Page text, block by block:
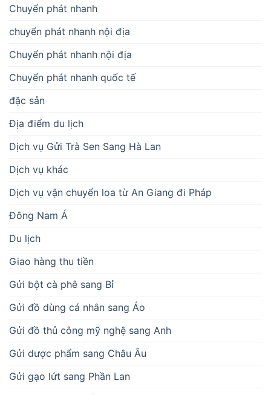
Chuyển phát nhanh
chuyển phát nhanh nội địa
Chuyển phát nhanh nội địa
Chuyển phát nhanh quốc tế
đặc sản
Địa điểm du lịch
Dịch vụ Gửi Trà Sen Sang Hà Lan
Dịch vụ khác
Dịch vụ vận chuyển loa từ An Giang đi Pháp
Đông Nam Á
Du lịch
Giao hàng thu tiền
Gửi bột cà phê sang Bỉ
Gửi đồ dùng cá nhân sang Áo
Gửi đồ thủ công mỹ nghệ sang Anh
Gửi dược phẩm sang Châu Âu
Gửi gạo lứt sang Phần Lan